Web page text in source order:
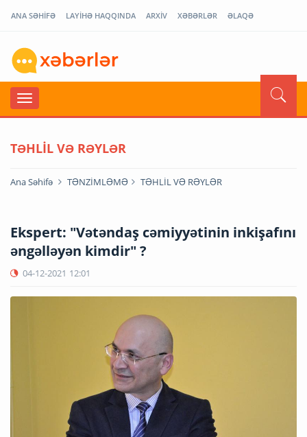
ANA SƏHİFƏ LAYİHƏ HAQQINDA ARXİV XƏBƏRLƏR ƏLAQƏ
TƏHLİL VƏ RƏYLƏR
Ana Səhifə TƏNZİMLƏMƏ TƏHLİL VƏ RƏYLƏR
Ekspert: "Vətəndaş cəmiyyətinin inkişafını
əngəlləyən kimdir" ?
04-12-2021 12:01